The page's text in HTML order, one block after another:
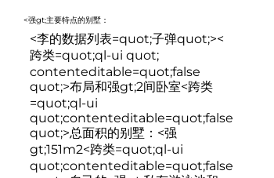
<强gt;主要特点的别墅：
<李的数据列表=quot;子弹quot;><
跨类=quot;ql-ui quot;
contenteditable=quot;false
quot;>布局和强gt;2间卧室<跨类
=quot;ql-ui
quot;contenteditable=quot;false
quot;>总面积的别墅：<强
gt;151m2<跨类=quot;ql-ui
quot;contenteditable=quot;false